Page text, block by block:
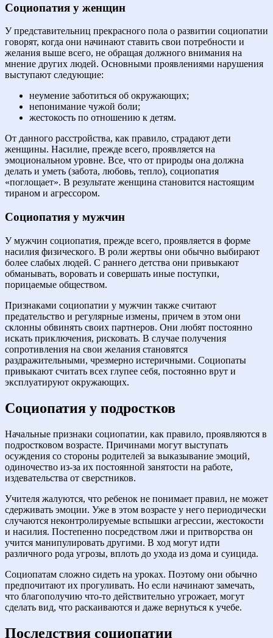
Социопатия у женщин
У представительниц прекрасного пола о развитии социопатии
говорят, когда они начинают ставить свои потребности и
желания выше всего, не обращая должного внимания на
мнение других людей. Основными проявлениями нарушения
выступают следующие:
неумение заботиться об окружающих;
непонимание чужой боли;
жестокость по отношению к детям.
От данного расстройства, как правило, страдают дети
женщины. Насилие, прежде всего, проявляется на
эмоциональном уровне. Все, что от природы она должна
делать и уметь (забота, любовь, тепло), социопатия
«поглощает». В результате женщина становится настоящим
тираном и агрессором.
Социопатия у мужчин
У мужчин социопатия, прежде всего, проявляется в форме
насилия физического. В роли жертвы они обычно выбирают
более слабых людей. С раннего детства они привыкают
обманывать, воровать и совершать иные поступки,
порицаемые обществом.
Признаками социопатии у мужчин также считают
предательство и регулярные измены, причем в этом они
склонны обвинять своих партнеров. Они любят постоянно
искать приключения, рисковать. В случае получения
сопротивления на свои желания становятся
раздражительными, чрезмерно истеричными. Социопаты
привыкают считать всех глупее себя, постоянно врут и
эксплуатируют окружающих.
Социопатия у подростков
Начальные признаки социопатии, как правило, проявляются в
подростковом возрасте. Причинами могут выступать
осуждения со стороны родителей за выказывание эмоций,
одиночество из-за их постоянной занятости на работе,
издевательства от сверстников.
Учителя жалуются, что ребенок не понимает правил, не может
сдерживать эмоции. Уже в этом возрасте у него периодически
случаются неконтролируемые вспышки агрессии, жестокости
и насилия. Постепенно посредством лжи и притворства он
учится манипулировать другими. В ход могут идти
различного рода угрозы, вплоть до ухода из дома и суицида.
Социопатам сложно сидеть на уроках. Поэтому они обычно
предпочитают их прогуливать. Но если начинают замечать,
что благополучию что-то действительно угрожает, могут
сделать вид, что раскаиваются и даже вернуться к учебе.
Последствия социопатии